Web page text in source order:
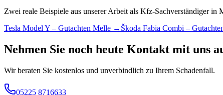
Zwei reale Beispiele aus unserer Arbeit als Kfz-Sachverständiger
Tesla Model Y – Gutachten Melle → Škoda Fabia Combi –
Nehmen Sie noch heute Kontakt mit uns
Wir beraten Sie kostenlos und unverbindlich zu Ihrem Schadenfall.
05225 8716633